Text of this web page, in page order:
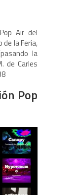
Air del
la Feria,
la
de Carles
Pop